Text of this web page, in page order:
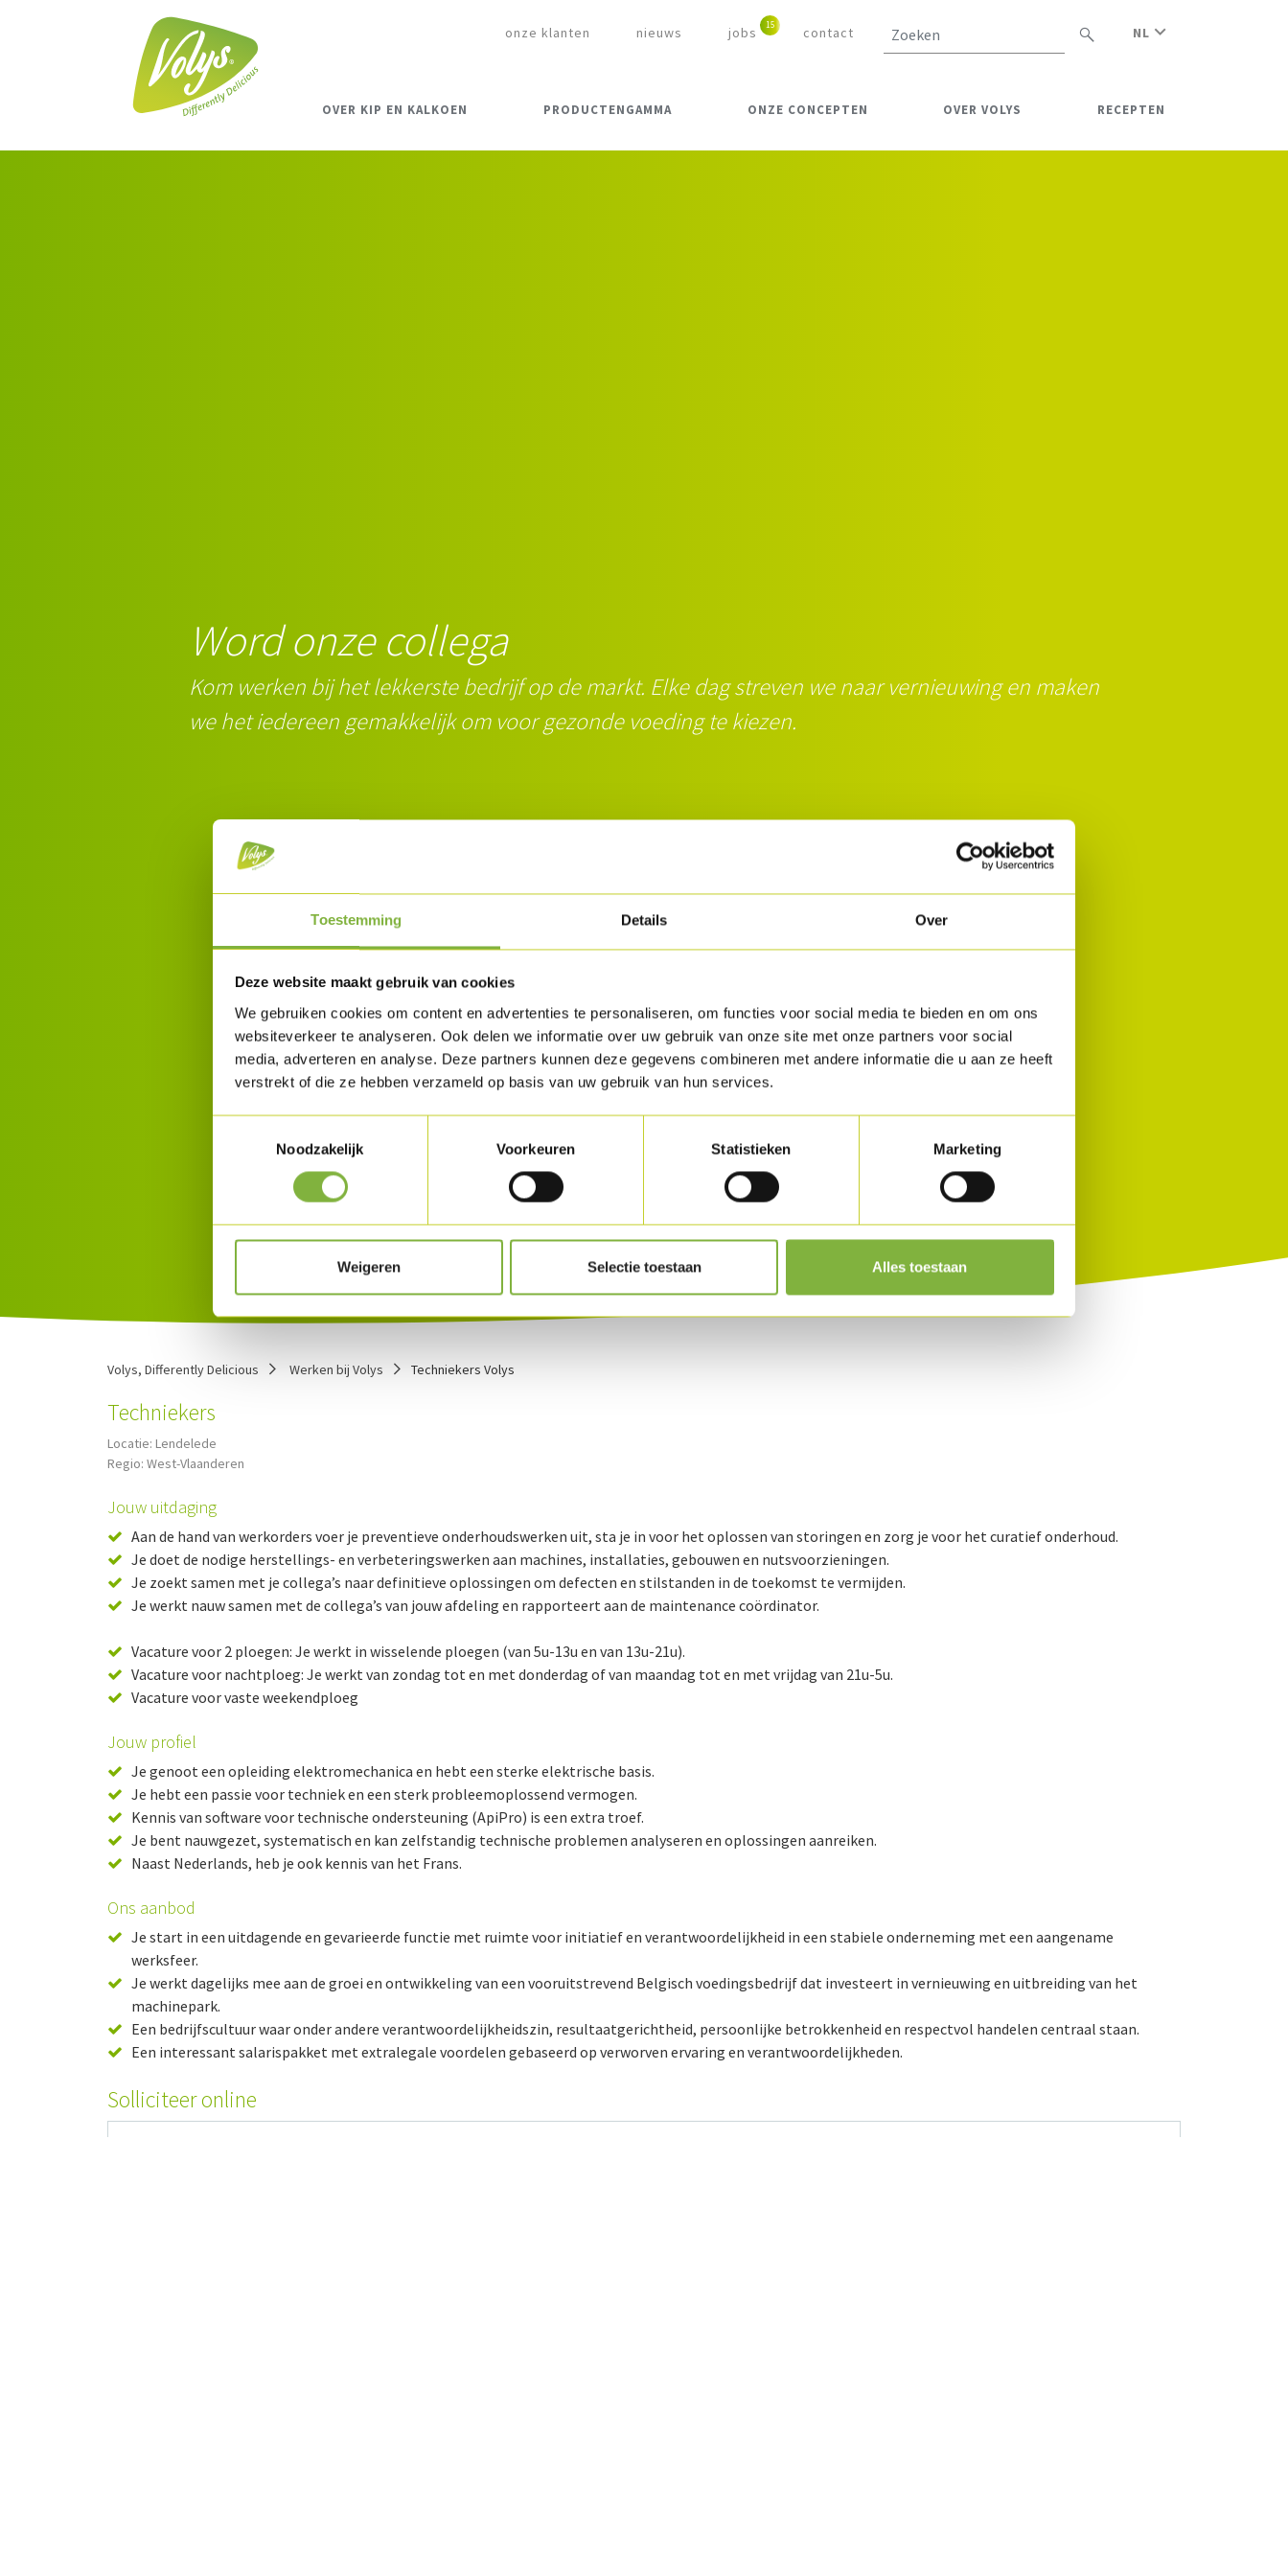
Toestemming Details Over
Deze website maakt gebruik van cookies
We gebruiken cookies om content en advertenties te personaliseren, om functies voor social media te bieden en om ons
websiteverkeer te analyseren. Ook delen we informatie over uw gebruik van onze site met onze partners voor social
media, adverteren en analyse. Deze partners kunnen deze gegevens combineren met andere informatie die u aan ze heeft
verstrekt of die ze hebben verzameld op basis van uw gebruik van hun services.
Noodzakelijk
Voorkeuren Statistieken Marketing
Weigeren Selectie toestaan Alles toestaan
onze klanten nieuws jobs contact NL
OVER KIP EN KALKOEN PRODUCTENGAMMA ONZE CONCEPTEN OVER VOLYS RECEPTEN
Word onze collega
Kom werken bij het lekkerste bedrijf op de markt. Elke dag streven we naar vernieuwing en maken
we het iedereen gemakkelijk om voor gezonde voeding te kiezen.
Volys, Differently Delicious Werken bij Volys Techniekers Volys
Techniekers
Locatie: Lendelede
Regio: West-Vlaanderen
Jouw uitdaging
Aan de hand van werkorders voer je preventieve onderhoudswerken uit, sta je in voor het oplossen van storingen en zorg je voor het curatief onderhoud.
Je doet de nodige herstellings- en verbeteringswerken aan machines, installaties, gebouwen en nutsvoorzieningen.
Je zoekt samen met je collega’s naar definitieve oplossingen om defecten en stilstanden in de toekomst te vermijden.
Je werkt nauw samen met de collega’s van jouw afdeling en rapporteert aan de maintenance coördinator.
Vacature voor 2 ploegen: Je werkt in wisselende ploegen (van 5u-13u en van 13u-21u).
Vacature voor nachtploeg: Je werkt van zondag tot en met donderdag of van maandag tot en met vrijdag van 21u-5u.
Vacature voor vaste weekendploeg
Jouw profiel
Je genoot een opleiding elektromechanica en hebt een sterke elektrische basis.
Je hebt een passie voor techniek en een sterk probleemoplossend vermogen.
Kennis van software voor technische ondersteuning (ApiPro) is een extra troef.
Je bent nauwgezet, systematisch en kan zelfstandig technische problemen analyseren en oplossingen aanreiken.
Naast Nederlands, heb je ook kennis van het Frans.
Ons aanbod
Je start in een uitdagende en gevarieerde functie met ruimte voor initiatief en verantwoordelijkheid in een stabiele onderneming met een aangename
werksfeer.
Je werkt dagelijks mee aan de groei en ontwikkeling van een vooruitstrevend Belgisch voedingsbedrijf dat investeert in vernieuwing en uitbreiding van het
machinepark.
Een bedrijfscultuur waar onder andere verantwoordelijkheidszin, resultaatgerichtheid, persoonlijke betrokkenheid en respectvol handelen centraal staan.
Een interessant salarispakket met extralegale voordelen gebaseerd op verworven ervaring en verantwoordelijkheden.
Solliciteer online